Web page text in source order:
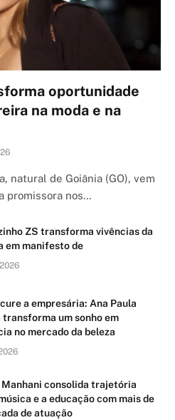
oportunidade
na moda e na
natural de Goiânia (GO), vem
promissora nos…
ZS transforma vivências da
em manifesto de
a empresária: Ana Paula
transforma um sonho em
no mercado da beleza
Manhani consolida trajetória
e a educação com mais de
de atuação